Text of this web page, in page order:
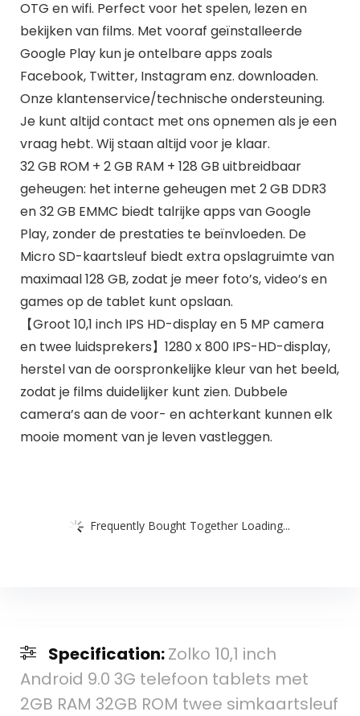
OTG en wifi. Perfect voor het spelen, lezen en
bekijken van films. Met vooraf geïnstalleerde
Google Play kun je ontelbare apps zoals
Facebook, Twitter, Instagram enz. downloaden.
Onze klantenservice/technische ondersteuning.
Je kunt altijd contact met ons opnemen als je een
vraag hebt. Wij staan altijd voor je klaar.
32 GB ROM + 2 GB RAM + 128 GB uitbreidbaar
geheugen: het interne geheugen met 2 GB DDR3
en 32 GB EMMC biedt talrijke apps van Google
Play, zonder de prestaties te beïnvloeden. De
Micro SD-kaartsleuf biedt extra opslagruimte van
maximaal 128 GB, zodat je meer foto’s, video’s en
games op de tablet kunt opslaan.
【Groot 10,1 inch IPS HD-display en 5 MP camera
en twee luidsprekers】1280 x 800 IPS-HD-display,
herstel van de oorspronkelijke kleur van het beeld,
zodat je films duidelijker kunt zien. Dubbele
camera’s aan de voor- en achterkant kunnen elk
mooie moment van je leven vastleggen.
Frequently Bought Together Loading...
Specification:Zolko 10,1 inch
Android 9.0 3G telefoon tablets met
2GB RAM 32GB ROM twee simkaartsleuf